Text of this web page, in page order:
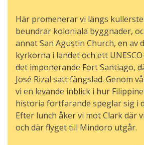
Här promenerar vi längs
beundrar koloniala byggnader,
annat San Agustin Church, en av
kyrkorna i landet och ett
det imponerande Fort Santiago,
José Rizal satt fängslad. Genom
vi en levande inblick i hur
historia fortfarande speglar sig i
Efter lunch åker vi mot Clark där
och där flyget till Mindoro utgår.